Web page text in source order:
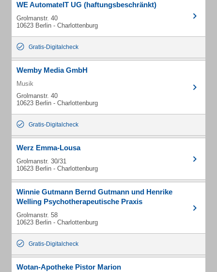
WE AutomateIT UG (haftungsbeschränkt)
Grolmanstr. 40
10623 Berlin - Charlottenburg
Gratis-Digitalcheck
Wemby Media GmbH
Musik
Grolmanstr. 40
10623 Berlin - Charlottenburg
Gratis-Digitalcheck
Werz Emma-Lousa
Grolmanstr. 30/31
10623 Berlin - Charlottenburg
Winnie Gutmann Bernd Gutmann und Henrike
Welling Psychotherapeutische Praxis
Grolmanstr. 58
10623 Berlin - Charlottenburg
Gratis-Digitalcheck
Wotan-Apotheke Pistor Marion